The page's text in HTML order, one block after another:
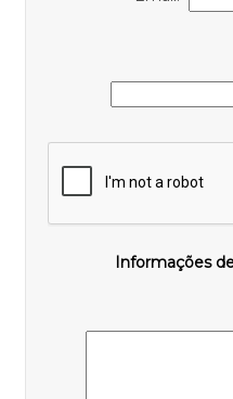
Informações